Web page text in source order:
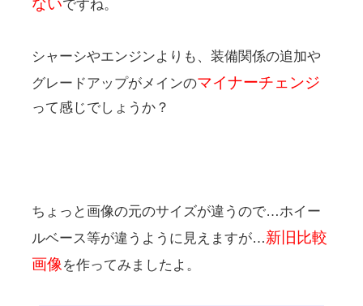
ないですね。
シャーシやエンジンよりも、装備関係の追加や
グレードアップがメインのマイナーチェンジ
って感じでしょうか？
ちょっと画像の元のサイズが違うので…ホイー
ルベース等が違うように見えますが…新旧比較
画像 を作ってみましたよ。